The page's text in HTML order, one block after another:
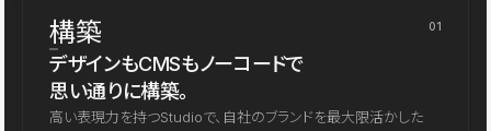
構築 01
デザインもCMSもノーコードで
思い通りに構築。
高い表現力を持つStudioで、自社のブランドを最大限活かした